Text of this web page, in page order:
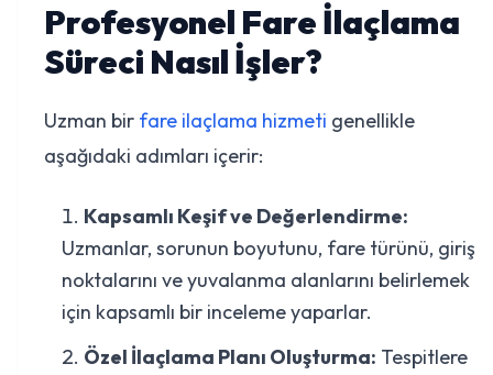
Profesyonel Fare İlaçlama
Süreci Nasıl İşler?
Uzman bir fare ilaçlama hizmeti genellikle
aşağıdaki adımları içerir:
Kapsamlı Keşif ve Değerlendirme:
Uzmanlar, sorunun boyutunu, fare türünü, giriş
noktalarını ve yuvalanma alanlarını belirlemek
için kapsamlı bir inceleme yaparlar.
Özel İlaçlama Planı Oluşturma: Tespitlere